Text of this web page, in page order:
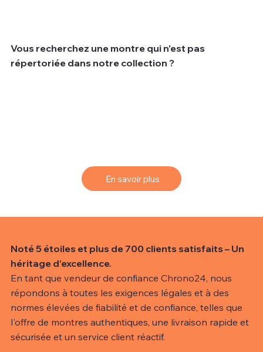
Vous recherchez une montre qui n'est pas
répertoriée dans notre collection ?
En savoir plus
Noté 5 étoiles et plus de 700 clients satisfaits – Un
héritage d’excellence.
En tant que vendeur de confiance Chrono24, nous
répondons à toutes les exigences légales et à des
normes élevées de fiabilité et de confiance, telles que
l'offre de montres authentiques, une livraison rapide et
sécurisée et un service client réactif.